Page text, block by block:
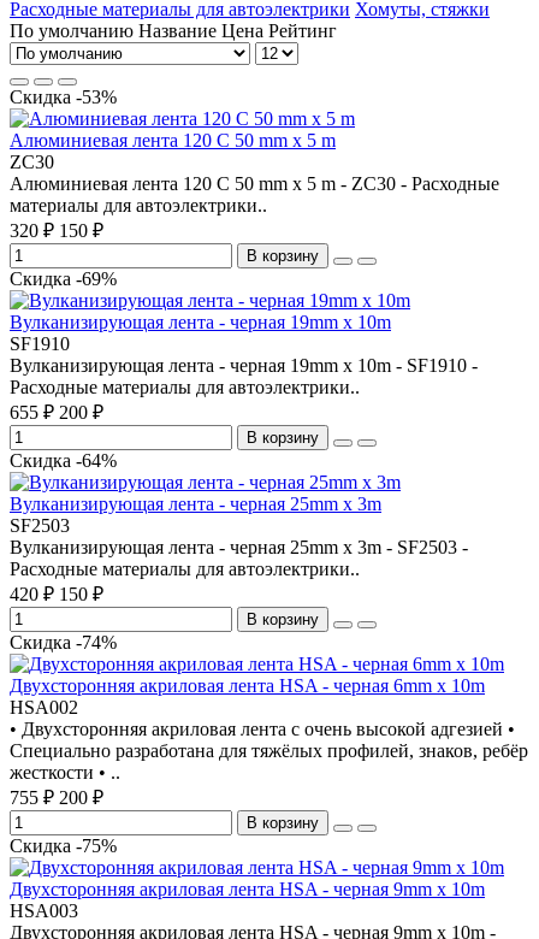
Расходные материалы для автоэлектрики Хомуты, стяжки
По умолчанию Название Цена Рейтинг
Скидка -53%
Алюминиевая лента 120 С 50 mm x 5 m
ZC30
Алюминиевая лента 120 С 50 mm x 5 m - ZC30 - Расходные
материалы для автоэлектрики..
320 ₽ 150 ₽
В корзину
Скидка -69%
Вулканизирующая лента - черная 19mm x 10m
SF1910
Вулканизирующая лента - черная 19mm x 10m - SF1910 -
Расходные материалы для автоэлектрики..
655 ₽ 200 ₽
В корзину
Скидка -64%
Вулканизирующая лента - черная 25mm x 3m
SF2503
Вулканизирующая лента - черная 25mm x 3m - SF2503 -
Расходные материалы для автоэлектрики..
420 ₽ 150 ₽
В корзину
Скидка -74%
Двухсторонняя акриловая лента HSA - черная 6mm x 10m
HSA002
• Двухсторонняя акриловая лента с очень высокой адгезией •
Специально разработана для тяжёлых профилей, знаков, ребёр
жесткости • ..
755 ₽ 200 ₽
В корзину
Скидка -75%
Двухсторонняя акриловая лента HSA - черная 9mm x 10m
HSA003
Двухсторонняя акриловая лента HSA - черная 9mm x 10m -